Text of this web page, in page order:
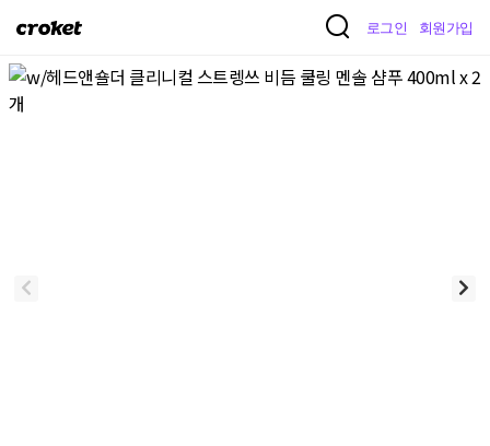
크
켓
로그인 회원가입